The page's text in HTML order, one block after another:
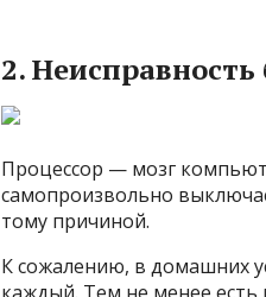
2.
Процессор — мозг
самопроизвольно
тому причиной.
К сожалению, в домашних